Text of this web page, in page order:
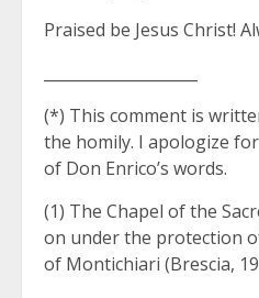
Praised be Jesus Christ!
(*) This comment is
the homily. I apologize
of Don Enrico’s words.
(1) The Chapel of the
on under the protection
of Montichiari (Brescia,